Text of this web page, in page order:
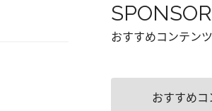
おすすめコンテンツ
おすすめ